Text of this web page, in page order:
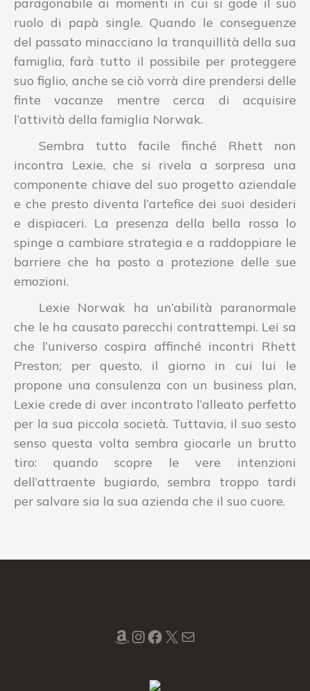
ruolo di papà single. Quando le conseguenze
del passato minacciano la tranquillità della sua
famiglia, farà tutto il possibile per proteggere
suo figlio, anche se ciò vorrà dire prendersi delle
finte vacanze mentre cerca di acquisire
l’attività della famiglia Norwak.
Sembra tutto facile finché Rhett non
incontra Lexie, che si rivela a sorpresa una
componente chiave del suo progetto aziendale
e che presto diventa l’artefice dei suoi desideri
e dispiaceri. La presenza della bella rossa lo
spinge a cambiare strategia e a raddoppiare le
barriere che ha posto a protezione delle sue
emozioni.
Lexie Norwak ha un’abilità paranormale
che le ha causato parecchi contrattempi. Lei sa
che l’universo cospira affinché incontri Rhett
Preston; per questo, il giorno in cui lui le
propone una consulenza con un business plan,
Lexie crede di aver incontrato l’alleato perfetto
per la sua piccola società. Tuttavia, il suo sesto
senso questa volta sembra giocarle un brutto
tiro: quando scopre le vere intenzioni
dell’attraente bugiardo, sembra troppo tardi
per salvare sia la sua azienda che il suo cuore.
Amazon
Instagram
Facebook
X Mail